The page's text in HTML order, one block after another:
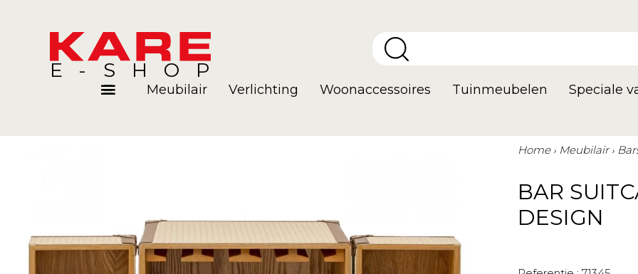
E-SHOP
Meubilair Verlichting Woonaccessoires Tuinmeubelen Speciale
Home Meubilair
BAR
DESIGN